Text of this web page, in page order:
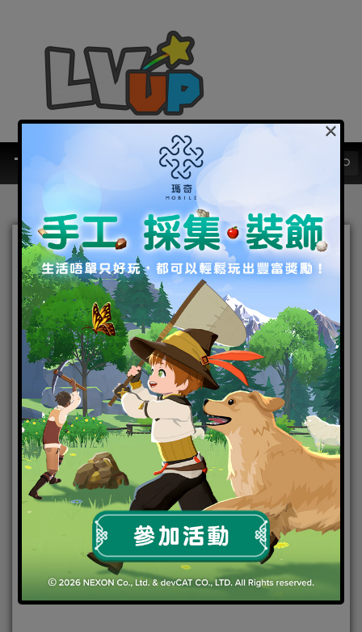
作死到鬼畜——史上最魔性的
新派武俠Roguelike射擊手
遊《直到我中了一箭》正式
上市！
2019-11-20|Android,IOS,手機遊戲,焦點新聞
直到我中
了一箭
今日，新派武俠Roguelike射擊手遊《直到我中了一
箭》在Google Play & App Store雙平台正式上市！
這是一款你從未體驗過的鬼畜射擊類手遊，玩家只能
用一根手指和一條生命，來挑戰各路經典武俠門派，
關卡和BOSS通通隨機！讓你體驗真正的單指操作，一
×